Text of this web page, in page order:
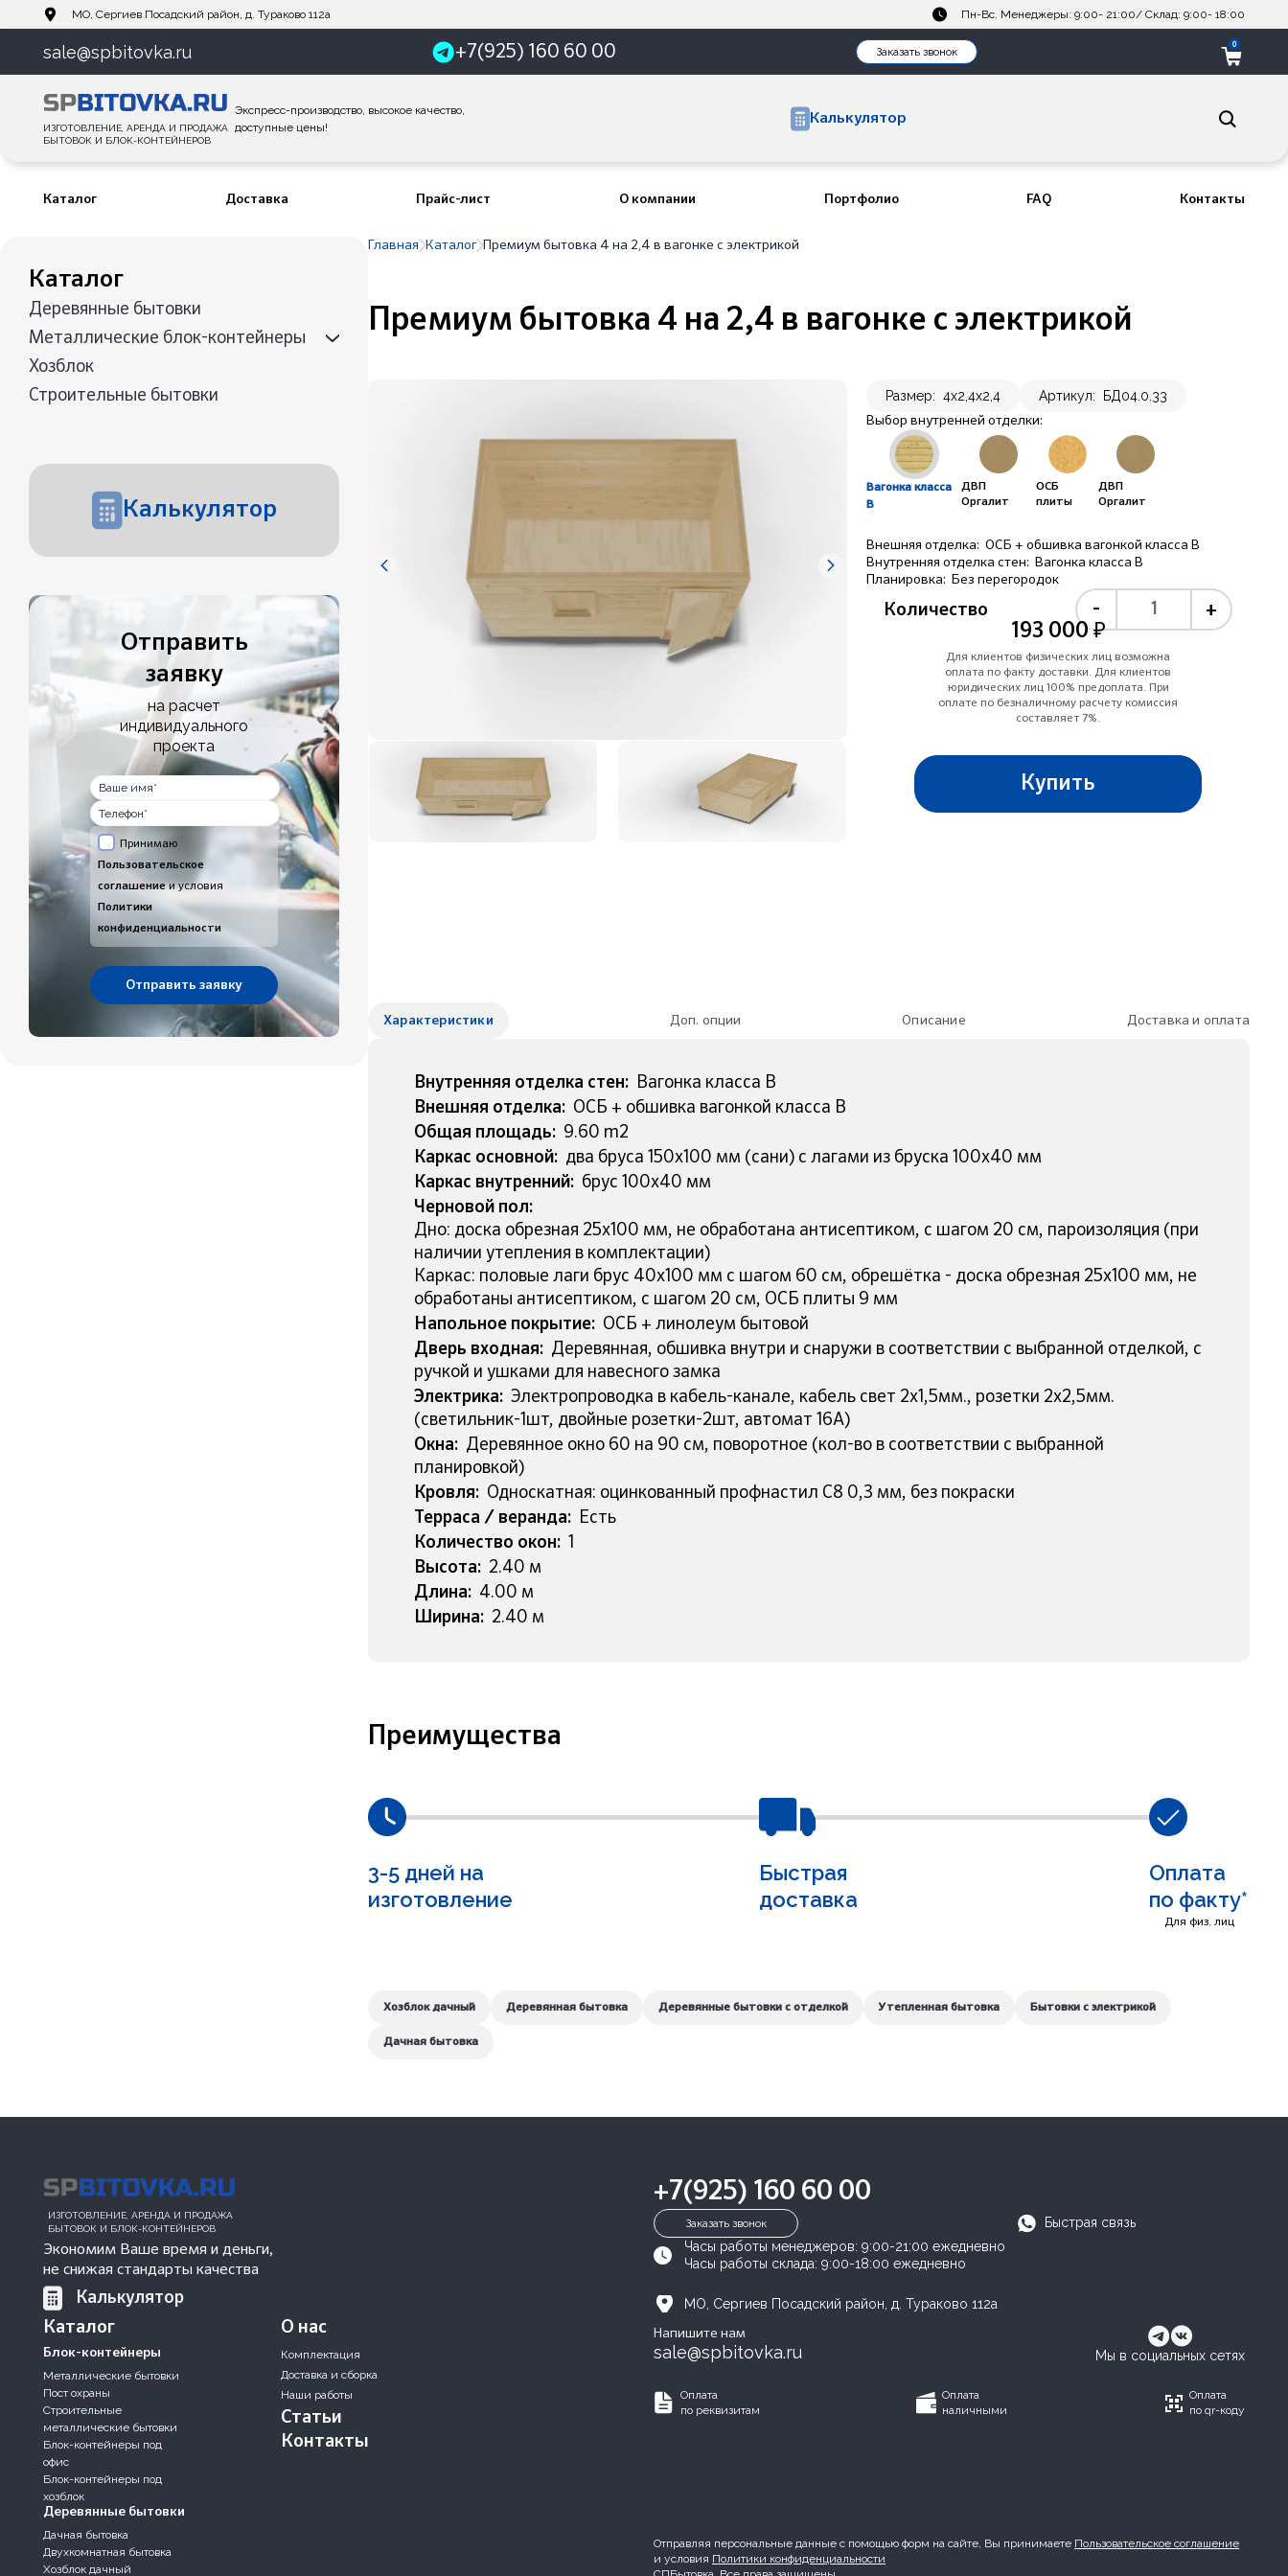
МО, Сергиев Посадский район, д. Тураково 112а Пн-Вс. Менеджеры: 9:00- 21:00/ Склад: 9:00- 18:00
ИЗГОТОВЛЕНИЕ, АРЕНДА И ПРОДАЖА
БЫТОВОК И БЛОК-КОНТЕЙНЕРОВ
Экспресс-производство, высокое качество,
доступные цены!
sale@spbitovka.ru +7(925) 160 60 00 Заказать звонок
0
Калькулятор
Каталог Доставка Прайс-лист О компании Портфолио FAQ Контакты
Главная Каталог Премиум бытовка 4 на 2,4 в вагонке с электрикой
Премиум бытовка 4 на 2,4 в вагонке с электрикой
Размер: 4х2,4х2,4 Артикул: БД04.0.33
Выбор внутренней отделки:
Вагонка класса
B
ДВП
Оргалит
ОСБ
плиты
ДВП
Оргалит
Внешняя отделка: ОСБ + обшивка вагонкой класса B
Внутренняя отделка стен:
Вагонка класса B
Планировка:
Без перегородок
193 000 ₽
Для клиентов физических лиц возможна
оплата по факту доставки. Для клиентов
юридических лиц 100% предоплата. При
оплате по безналичному расчету комиссия
составляет 7%.
- +
Количество
Характеристики Доп. опции Описание Доставка и оплата
Внутренняя отделка стен:
Вагонка класса B
Внешняя отделка: ОСБ + обшивка вагонкой класса B
Общая площадь: 9.60 m2
Каркас основной: два бруса 150х100 мм (сани) с лагами из бруска 100х40 мм
Каркас внутренний: брус 100х40 мм
Черновой пол:
Дно: доска обрезная 25х100 мм, не обработана антисептиком, с шагом 20 см, пароизоляция (при
наличии утепления в комплектации)
Каркас: половые лаги брус 40х100 мм с шагом 60 см, обрешётка - доска обрезная 25х100 мм, не
обработаны антисептиком, с шагом 20 см, ОСБ плиты 9 мм
Напольное покрытие: ОСБ + линолеум бытовой
Дверь входная: Деревянная, обшивка внутри и снаружи в соответствии с выбранной отделкой, с
ручкой и ушками для навесного замка
Электрика: Электропроводка в кабель-канале, кабель свет 2х1,5мм., розетки 2х2,5мм.
(светильник-1шт, двойные розетки-2шт, автомат 16А)
Окна: Деревянное окно 60 на 90 см, поворотное (кол-во в соответствии с выбранной
планировкой)
Кровля: Односкатная: оцинкованный профнастил С8 0,3 мм, без покраски
Терраса / веранда:
Есть
Количество окон: 1
Высота: 2.40 м
Длина: 4.00 м
Ширина: 2.40 м
Преимущества
3-5 дней на
изготовление
Быстрая
доставка
Оплата
по факту*
Для физ. лиц
Хозблок дачный Деревянная бытовка Деревянные бытовки с отделкой Утепленная бытовка Бытовки с электрикой
Дачная бытовка
Каталог
Деревянные бытовки
Металлические блок-контейнеры
Хозблок
Строительные бытовки
Калькулятор
Отправить
заявку
на расчет
индивидуального
проекта
Принимаю
Пользовательское
соглашениеи условия
Политики
конфиденциальности
ИЗГОТОВЛЕНИЕ, АРЕНДА И ПРОДАЖА
БЫТОВОК И БЛОК-КОНТЕЙНЕРОВ
Экономим Ваше время и деньги,
не снижая стандарты качества
Калькулятор
Каталог
Блок-контейнеры
Металлические бытовки
Пост охраны
Строительные
металлические бытовки
Блок-контейнеры под
офис
Блок-контейнеры под
хозблок
Деревянные бытовки
Дачная бытовка
Двухкомнатная бытовка
Хозблок дачный
О нас
Комплектация
Доставка и сборка
Наши работы
Статьи
Контакты
Быстрая связь
+7(925) 160 60 00
Заказать звонок
Часы работы менеджеров: 9:00-21:00 ежедневно
Часы работы склада: 9:00-18:00 ежедневно
МО, Сергиев Посадский район, д. Тураково 112а
Напишите нам
sale@spbitovka.ru Мы в социальных сетях
Оплата
по реквизитам
Оплата
наличными
Оплата
по qr-коду
Отправляя персональные данные с помощью форм на сайте, Вы принимаете Пользовательское соглашение
и условия Политики конфиденциальности